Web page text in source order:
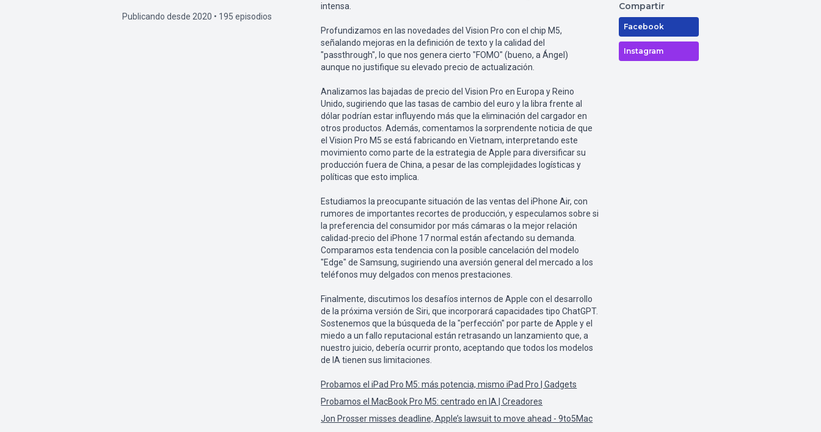
Publicando desde 2020 • 195 episodios
intensa.
Profundizamos en las novedades del Vision Pro con el chip M5,
señalando mejoras en la definición de texto y la calidad del
"passthrough", lo que nos genera cierto "FOMO" (bueno, a Ángel)
aunque no justifique su elevado precio de actualización.
Analizamos las bajadas de precio del Vision Pro en Europa y Reino
Unido, sugiriendo que las tasas de cambio del euro y la libra frente al
dólar podrían estar influyendo más que la eliminación del cargador en
otros productos. Además, comentamos la sorprendente noticia de que
el Vision Pro M5 se está fabricando en Vietnam, interpretando este
movimiento como parte de la estrategia de Apple para diversificar su
producción fuera de China, a pesar de las complejidades logísticas y
políticas que esto implica.
Estudiamos la preocupante situación de las ventas del iPhone Air, con
rumores de importantes recortes de producción, y especulamos sobre si
la preferencia del consumidor por más cámaras o la mejor relación
calidad-precio del iPhone 17 normal están afectando su demanda.
Comparamos esta tendencia con la posible cancelación del modelo
"Edge" de Samsung, sugiriendo una aversión general del mercado a los
teléfonos muy delgados con menos prestaciones.
Finalmente, discutimos los desafíos internos de Apple con el desarrollo
de la próxima versión de Siri, que incorporará capacidades tipo ChatGPT.
Sostenemos que la búsqueda de la "perfección" por parte de Apple y el
miedo a un fallo reputacional están retrasando un lanzamiento que, a
nuestro juicio, debería ocurrir pronto, aceptando que todos los modelos
de IA tienen sus limitaciones.
Probamos el iPad Pro M5: más potencia, mismo iPad Pro | Gadgets
Probamos el MacBook Pro M5: centrado en IA | Creadores
Jon Prosser misses deadline, Apple’s lawsuit to move ahead - 9to5Mac
Compartir
Facebook
Instagram